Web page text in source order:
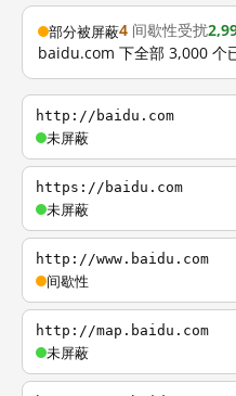
部分被屏蔽4 间歇性受扰
baidu.com 下全部 3,000 个
http://baidu.com
未屏蔽
https://baidu.com
未屏蔽
http://www.baidu.com
间歇性
http://map.baidu.com
未屏蔽